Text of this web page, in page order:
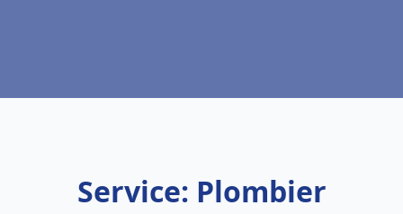
Service: Plombier